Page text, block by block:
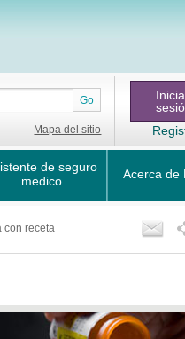
Go
Mapa del sitio
de seguro
medico
Acerca de
con receta